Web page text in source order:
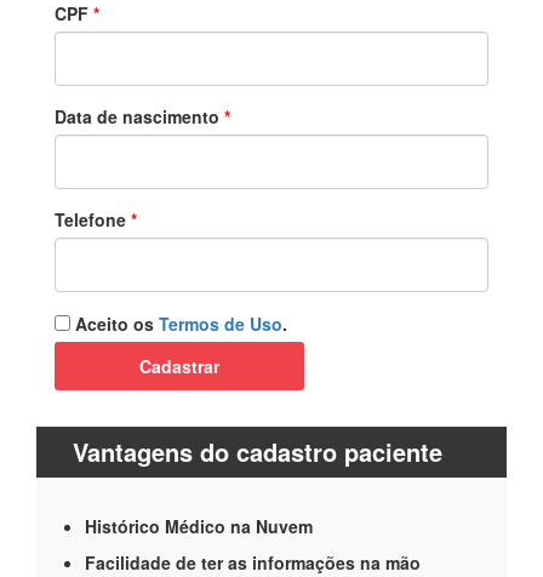
CPF
Data de nascimento
Telefone
Aceito os Termos de Uso.
Cadastrar
Vantagens do cadastro paciente
Histórico Médico na Nuvem
Facilidade de ter as informações na mão